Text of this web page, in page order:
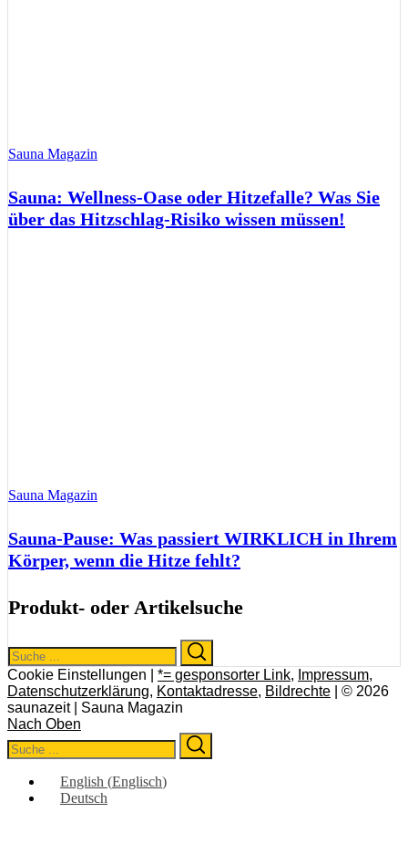
Sauna Magazin
Sauna: Wellness-Oase oder Hitzefalle? Was Sie
über das Hitzschlag-Risiko wissen müssen!
Sauna Magazin
Sauna-Pause: Was passiert WIRKLICH in Ihrem
Körper, wenn die Hitze fehlt?
Produkt- oder Artikelsuche
Search
for:
Cookie Einstellungen | *= gesponsorter Link, Impressum,
Datenschutzerklärung, Kontaktadresse, Bildrechte | © 2026
saunazeit | Sauna Magazin
Nach Oben
Search
for:
English (Englisch)
Deutsch